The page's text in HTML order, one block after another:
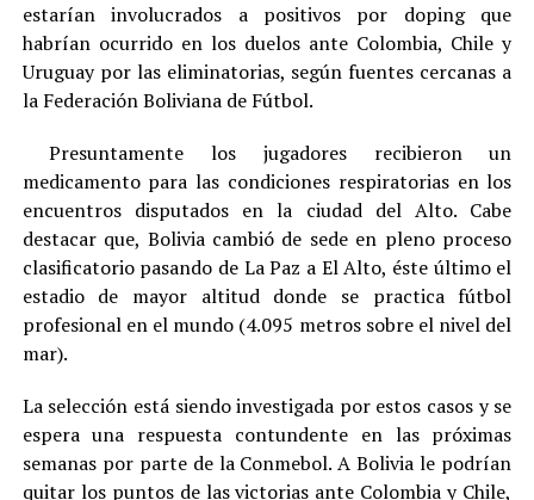
estarían involucrados a positivos por doping que
habrían ocurrido en los duelos ante Colombia, Chile y
Uruguay por las eliminatorias, según fuentes cercanas a
la Federación Boliviana de Fútbol.
Presuntamente los jugadores recibieron un
medicamento para las condiciones respiratorias en los
encuentros disputados en la ciudad del Alto. Cabe
destacar que, Bolivia cambió de sede en pleno proceso
clasificatorio pasando de La Paz a El Alto, éste último el
estadio de mayor altitud donde se practica fútbol
profesional en el mundo (4.095 metros sobre el nivel del
mar).
La selección está siendo investigada por estos casos y se
espera una respuesta contundente en las próximas
semanas por parte de la Conmebol. A Bolivia le podrían
quitar los puntos de las victorias ante Colombia y Chile,